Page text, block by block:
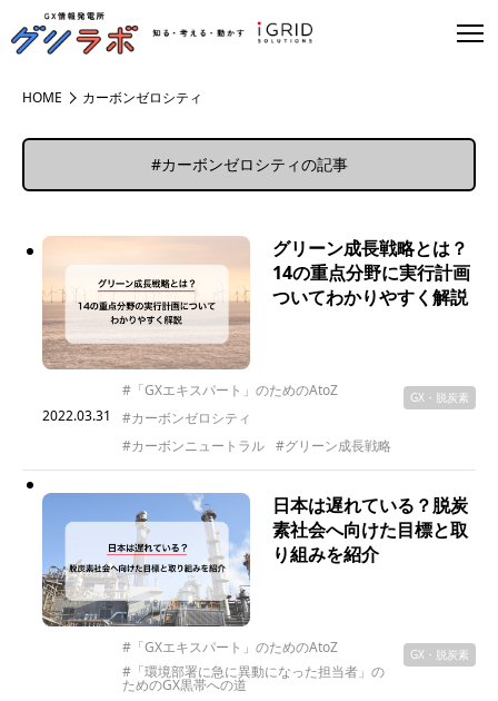
HOME カーボンゼロシティ
#カーボンゼロシティの記事
グリーン成長戦略とは？
14の重点分野に実行計画
ついてわかりやすく解説
2022.03.31
#「GXエキスパート」のためのAtoZ
#カーボンゼロシティ
#カーボンニュートラル
#グリーン成長戦略
GX・脱炭素
日本は遅れている？脱炭
素社会へ向けた目標と取
り組みを紹介
#「GXエキスパート」のためのAtoZ
#「環境部署に急に異動になった担当者」の
ためのGX黒帯への道
GX・脱炭素